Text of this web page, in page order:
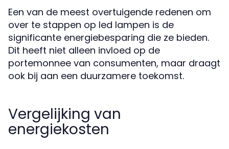
Een van de meest overtuigende redenen om
over te stappen op led lampen is de
significante energiebesparing die ze bieden.
Dit heeft niet alleen invloed op de
portemonnee van consumenten, maar draagt
ook bij aan een duurzamere toekomst.
Vergelijking van
energiekosten